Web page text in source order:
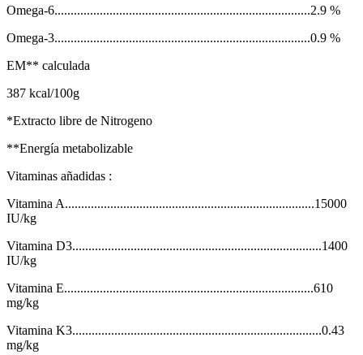
Omega-6...............................................................................2.9 %
Omega-3...............................................................................0.9 %
EM** calculada
387 kcal/100g
*Extracto libre de Nitrogeno
**Energía metabolizable
Vitaminas añadidas :
Vitamina A.............................................................................15000
IU/kg
Vitamina D3.............................................................................1400
IU/kg
Vitamina E.............................................................................610
mg/kg
Vitamina K3.............................................................................0.43
mg/kg